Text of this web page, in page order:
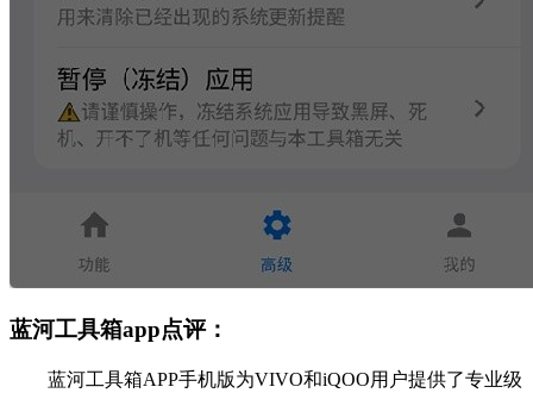
蓝河工具箱app点评：
蓝河工具箱APP手机版为VIVO和iQOO用户提供了专业级